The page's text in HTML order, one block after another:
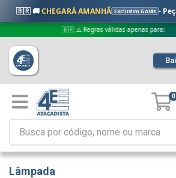
🇧🇷 🚚CHEGARÁ AMANHÃ Exclusivo Goiás -
🇧🇷 ⚠️ Regras válidas apenas para:
0
Lâmpada